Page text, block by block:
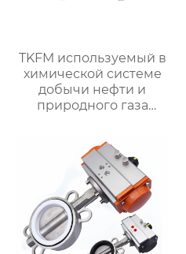
TKFM используемый в
химической системе
добычи нефти и
природного газа
двухшариковый
шаровой кран из
кованой стали